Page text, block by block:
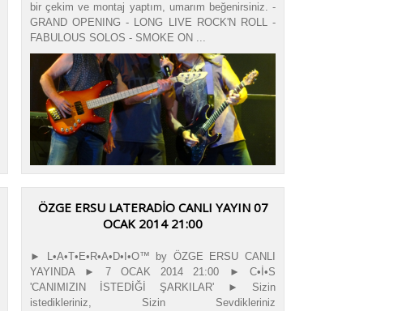
bir çekim ve montaj yaptım, umarım beğenirsiniz. -
GRAND OPENING - LONG LIVE ROCK'N ROLL -
FABULOUS SOLOS - SMOKE ON ...
ÖZGE ERSU LATERADIO CANLI YAYIN 07
OCAK 2014 21:00
► L•A•T•E•R•A•D•I•O™ by ÖZGE ERSU CANLI
YAYINDA ► 7 OCAK 2014 21:00 ► C•İ•S
'CANIMIZIN İSTEDİĞİ ŞARKILAR' ► Sizin
istedikleriniz, Sizin Sevdikleriniz